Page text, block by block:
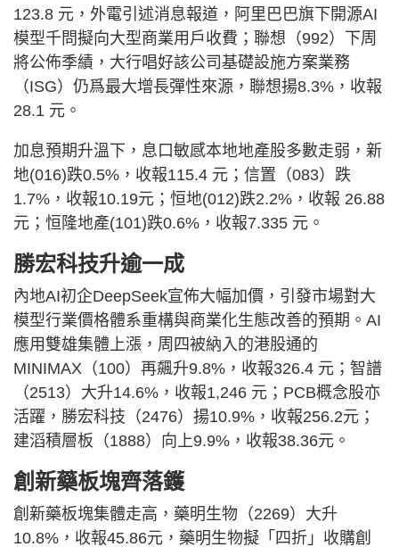
123.8 元，外電引述消息報道，阿里巴巴旗下開源AI
模型千問擬向大型商業用戶收費；聯想（992）下周
將公佈季績，大行唱好該公司基礎設施方案業務
（ISG）仍爲最大增長彈性來源，聯想揚8.3%，收報
28.1 元。
加息預期升溫下，息口敏感本地地產股多數走弱，新
地(016)跌0.5%，收報115.4 元；信置（083）跌
1.7%，收報10.19元；恒地(012)跌2.2%，收報 26.88
元；恒隆地產(101)跌0.6%，收報7.335 元。
勝宏科技升逾一成
內地AI初企DeepSeek宣佈大幅加價，引發市場對大
模型行業價格體系重構與商業化生態改善的預期。AI
應用雙雄集體上漲，周四被納入的港股通的
MINIMAX（100）再飆升9.8%，收報326.4 元；智譜
（2513）大升14.6%，收報1,246 元；PCB概念股亦
活躍，勝宏科技（2476）揚10.9%，收報256.2元；
建滔積層板（1888）向上9.9%，收報38.36元。
創新藥板塊齊落鑊
創新藥板塊集體走高，藥明生物（2269）大升
10.8%，收報45.86元，藥明生物擬「四折」收購創